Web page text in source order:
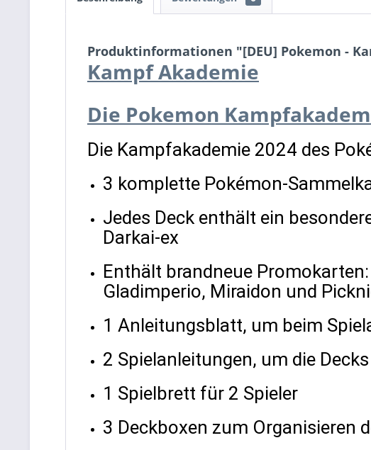
Produktinformationen "[DEU] Pokemon -
Kampf Akademie
Die Pokemon
Die Kampfakademie 2024 des
3 komplette Pokémon-
Jedes Deck enthält ein
Darkai-ex
Enthält brandneue
Gladimperio, Miraidon und
1 Anleitungsblatt, um beim
2 Spielanleitungen, um die
1 Spielbrett für 2 Spieler
3 Deckboxen zum Organisieren